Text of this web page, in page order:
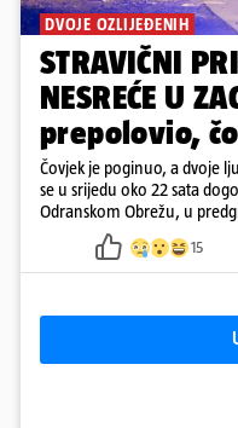
DVOJE OZLIJEĐENIH
STRAVIČNI
NESREĆE U
prepolovio,
Čovjek je poginuo, a dvoje
se u srijedu oko 22 sata
Odranskom Obrežu, u
neutvrđenih razloga sletio s
prepolovilo.
15